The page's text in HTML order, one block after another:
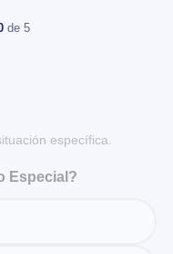
de 5
específica.
Especial?